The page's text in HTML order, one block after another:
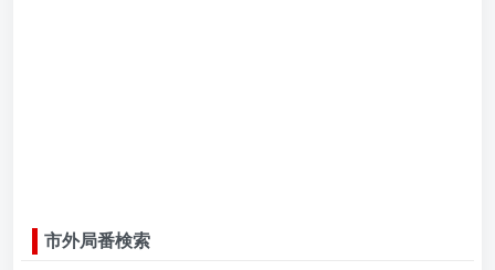
市外局番検索